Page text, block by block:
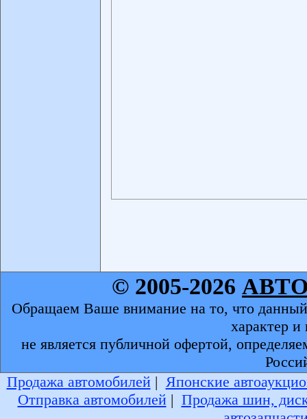
© 2005-2026
Обращаем Ваше внимание на то, что
характер
не является публичной офертой,
Продажа автомобилей| Японские
Отправка автомобилей| Продажа шин,